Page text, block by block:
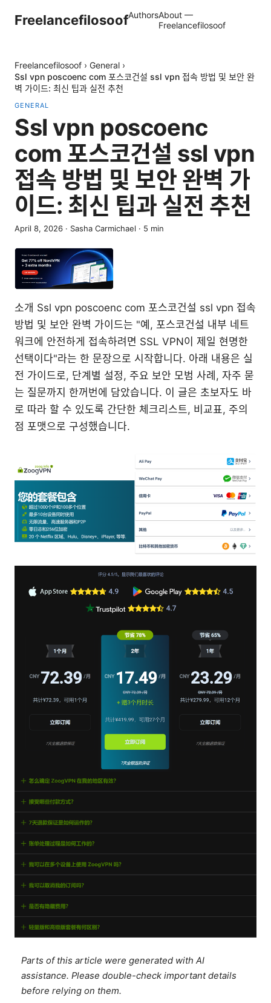
FreelancefilosoofAuthorsAbout —
Freelancefilosoof
Freelancefilosoof › General ›
Ssl vpn poscoenc com 포스코건설 ssl vpn 접속 방법 및 보안 완
벽 가이드: 최신 팁과 실전 추천
GENERAL
Ssl vpn poscoenc
com 포스코건설 ssl vpn
접속 방법 및 보안 완벽 가
이드: 최신 팁과 실전 추천
April 8, 2026 · Sasha Carmichael · 5 min
소개 Ssl vpn poscoenc com 포스코건설 ssl vpn 접속
방법 및 보안 완벽 가이드는 "예, 포스코건설 내부 네트
워크에 안전하게 접속하려면 SSL VPN이 제일 현명한
선택이다"라는 한 문장으로 시작합니다. 아래 내용은 실
전 가이드로, 단계별 설정, 주요 보안 모범 사례, 자주 묻
는 질문까지 한꺼번에 담았습니다. 이 글은 초보자도 바
로 따라 할 수 있도록 간단한 체크리스트, 비교표, 주의
점 포맷으로 구성했습니다.
Parts of this article were generated with AI
assistance. Please double-check important details
before relying on them.